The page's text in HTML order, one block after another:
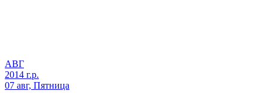
АВГ
2014 г.р.
07 авг, Пятница